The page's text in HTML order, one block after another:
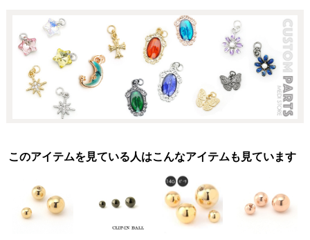
このアイテムを見ている人はこんなアイテムも見ています